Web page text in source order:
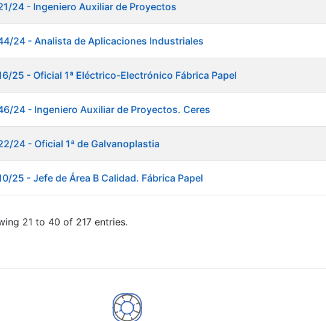
24 - Ingeniero Auxiliar de Proyectos
24 - Analista de Aplicaciones Industriales
25 - Oficial 1ª Eléctrico-Electrónico Fábrica Papel
24 - Ingeniero Auxiliar de Proyectos. Ceres
24 - Oficial 1ª de Galvanoplastia
25 - Jefe de Área B Calidad. Fábrica Papel
21 to 40 of 217 entries.